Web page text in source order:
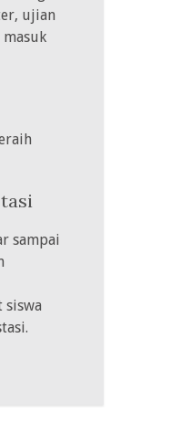
ujian
sampai
siswa